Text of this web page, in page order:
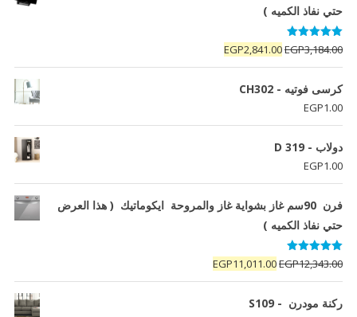
حتي نفاذ الكميه )
تم التقييم
5.00 من 5EGP3,184.00
السعر
الأصلي
هو:
EGP2,841.00
السعر
الحالي
كرسى فوتيه - CH302
EGP1.00
دولاب - D 319
EGP1.00
فرن 90سم غاز بشواية غاز والمروحة ايكوماتيك ( هذا العرض
حتي نفاذ الكميه )
تم التقييم
5.00من 5 EGP12,343.00
السعر
الأصلي
هو:
EGP11,011.00
السعر
الحالي
ركنة مودرن - S109